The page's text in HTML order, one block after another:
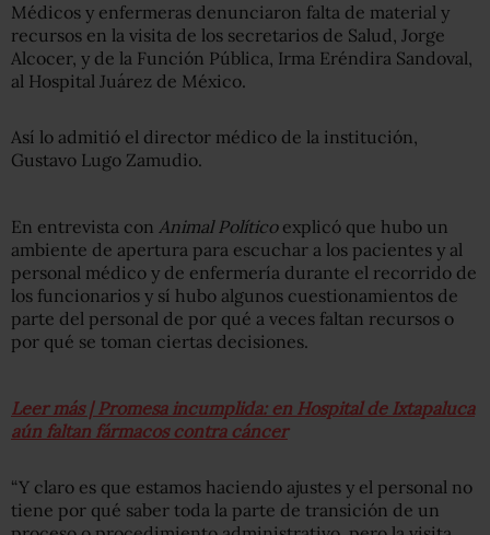
Médicos y enfermeras denunciaron falta de material y
recursos en la visita de los secretarios de Salud, Jorge
Alcocer, y de la Función Pública, Irma Eréndira Sandoval,
al Hospital Juárez de México.
Así lo admitió el director médico de la institución,
Gustavo Lugo Zamudio.
En entrevista con Animal Políticoexplicó que hubo un
ambiente de apertura para escuchar a los pacientes y al
personal médico y de enfermería durante el recorrido de
los funcionarios y sí hubo algunos cuestionamientos de
parte del personal de por qué a veces faltan recursos o
por qué se toman ciertas decisiones.
Leer más | Promesa incumplida: en Hospital de Ixtapaluca
aún faltan fármacos contra cáncer
“Y claro es que estamos haciendo ajustes y el personal no
tiene por qué saber toda la parte de transición de un